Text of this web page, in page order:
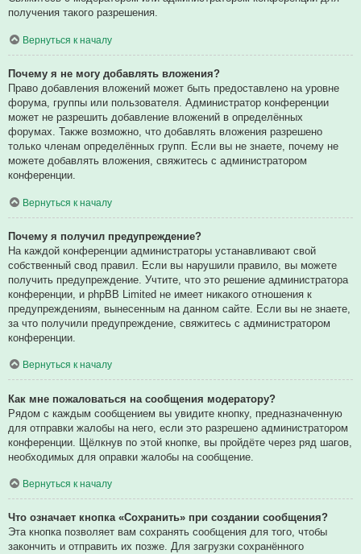
получения такого разрешения.
Вернуться к началу
Почему я не могу добавлять вложения?
Право добавления вложений может быть предоставлено на уровне
форума, группы или пользователя. Администратор конференции
может не разрешить добавление вложений в определённых
форумах. Также возможно, что добавлять вложения разрешено
только членам определённых групп. Если вы не знаете, почему не
можете добавлять вложения, свяжитесь с администратором
конференции.
Вернуться к началу
Почему я получил предупреждение?
На каждой конференции администраторы устанавливают свой
собственный свод правил. Если вы нарушили правило, вы можете
получить предупреждение. Учтите, что это решение администратора
конференции, и phpBB Limited не имеет никакого отношения к
предупреждениям, вынесенным на данном сайте. Если вы не знаете,
за что получили предупреждение, свяжитесь с администратором
конференции.
Вернуться к началу
Как мне пожаловаться на сообщения модератору?
Рядом с каждым сообщением вы увидите кнопку, предназначенную
для отправки жалобы на него, если это разрешено администратором
конференции. Щёлкнув по этой кнопке, вы пройдёте через ряд шагов,
необходимых для оправки жалобы на сообщение.
Вернуться к началу
Что означает кнопка «Сохранить» при создании сообщения?
Эта кнопка позволяет вам сохранять сообщения для того, чтобы
закончить и отправить их позже. Для загрузки сохранённого